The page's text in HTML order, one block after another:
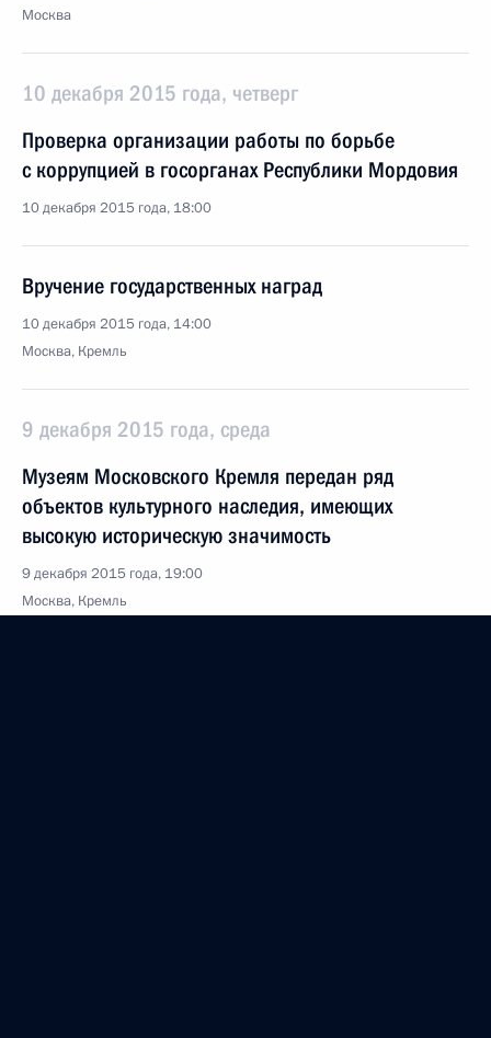
Москва
10 декабря 2015 года, четверг
Проверка организации работы по борьбе
с коррупцией в госорганах Республики Мордовия
10 декабря 2015 года, 18:00
Вручение государственных наград
10 декабря 2015 года, 14:00
Москва, Кремль
9 декабря 2015 года, среда
Музеям Московского Кремля передан ряд
объектов культурного наследия, имеющих
высокую историческую значимость
9 декабря 2015 года, 19:00
Москва, Кремль